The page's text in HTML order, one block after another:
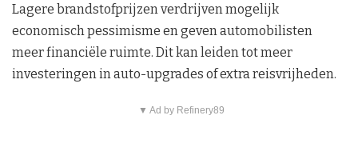
Lagere brandstofprijzen verdrijven mogelijk
economisch pessimisme en geven automobilisten
meer financiële ruimte. Dit kan leiden tot meer
investeringen in auto-upgrades of extra reisvrijheden.
▼ Ad by Refinery89